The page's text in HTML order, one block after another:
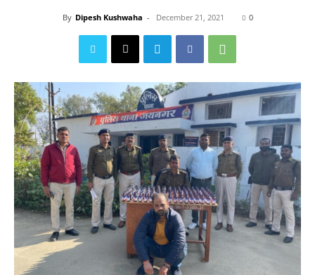
By Dipesh Kushwaha - December 21, 2021 0